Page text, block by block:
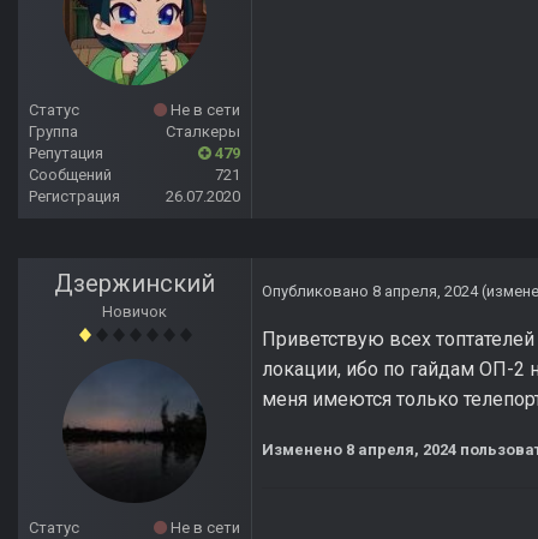
Статус
Не в сети
Группа
Сталкеры
Репутация
479
Сообщений
721
Регистрация
26.07.2020
Дзержинский
Новичок
Статус
Не в сети
Опубликовано 8 апреля, 2024
Приветствую всех
локации, ибо по гайдам ОП-2
меня имеются только
Изменено 8 апреля, 2024